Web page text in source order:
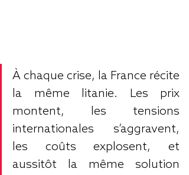
À chaque crise, la France récite
la même litanie. Les prix
montent, les tensions
internationales s’aggravent,
les coûts explosent, et
aussitôt la même solution